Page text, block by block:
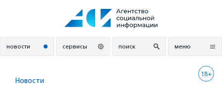
новости сервисы поиск меню
18+
Новости